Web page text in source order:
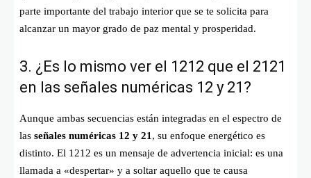
parte importante del trabajo interior que se te solicita para
alcanzar un mayor grado de paz mental y prosperidad.
3. ¿Es lo mismo ver el 1212 que el 2121
en las señales numéricas 12 y 21?
Aunque ambas secuencias están integradas en el espectro de
las señales numéricas 12 y 21 , su enfoque energético es
distinto. El 1212 es un mensaje de advertencia inicial: es una
llamada a «despertar» y a soltar aquello que te causa